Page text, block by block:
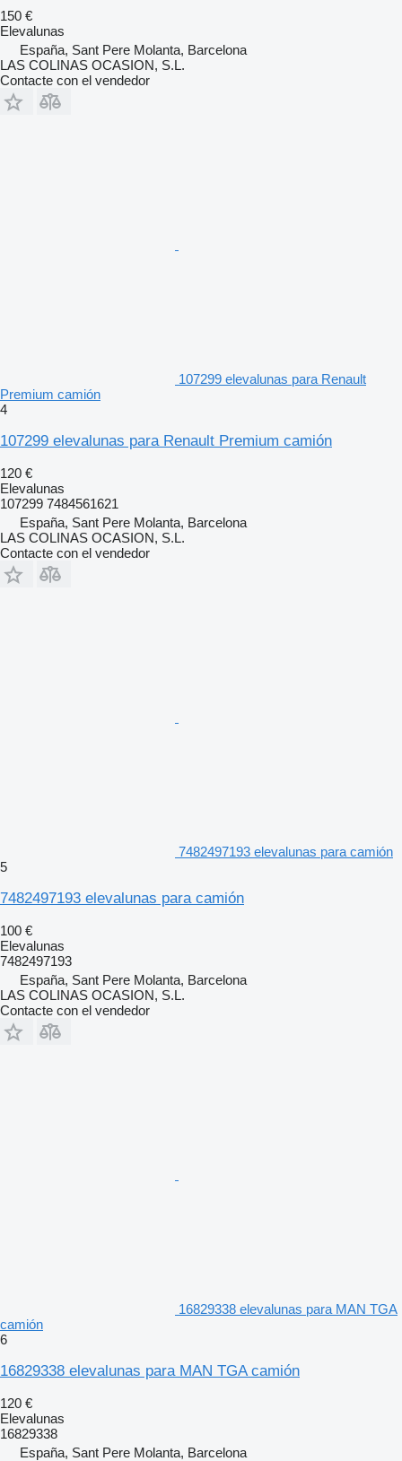
150 €
Elevalunas
España, Sant Pere Molanta, Barcelona
LAS COLINAS OCASION, S.L.
Contacte con el vendedor
107299 elevalunas para Renault
Premium camión
4
107299 elevalunas para Renault Premium camión
120 €
Elevalunas
107299 7484561621
España, Sant Pere Molanta, Barcelona
LAS COLINAS OCASION, S.L.
Contacte con el vendedor
7482497193 elevalunas para camión
5
7482497193 elevalunas para camión
100 €
Elevalunas
7482497193
España, Sant Pere Molanta, Barcelona
LAS COLINAS OCASION, S.L.
Contacte con el vendedor
16829338 elevalunas para MAN TGA
camión
6
16829338 elevalunas para MAN TGA camión
120 €
Elevalunas
16829338
España, Sant Pere Molanta, Barcelona